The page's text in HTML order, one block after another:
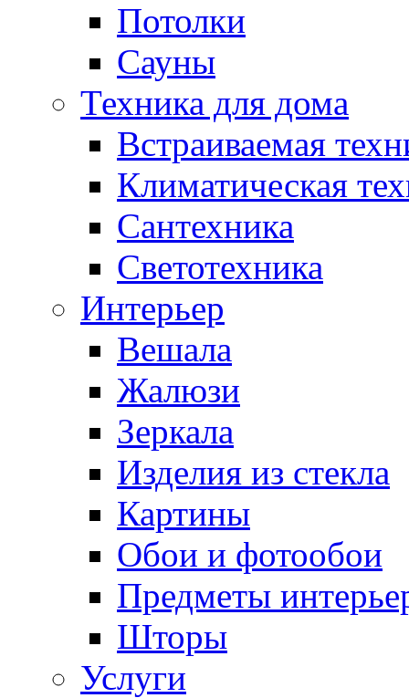
Потолки
Сауны
Техника для дома
Встраиваемая
Климатическая
Сантехника
Светотехника
Интерьер
Вешала
Жалюзи
Зеркала
Изделия из стекла
Картины
Обои и фотообои
Предметы
Шторы
Услуги